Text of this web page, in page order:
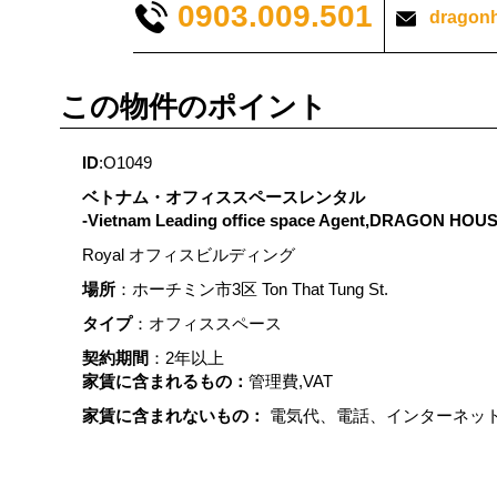
0903.009.501
この物件のポイント
ID:O1049
ベトナム・オフィススペースレンタル
-Vietnam Leading office space Agent,DRAGON
Royal オフィスビルディング
場所 ：ホーチミン市3区 Ton That Tung St.
タイプ：オフィススペース
契約期間 ：2年以上
家賃に含まれるもの： 管理費,VAT
家賃に含まれないもの： 電気代、電話、インターネッ